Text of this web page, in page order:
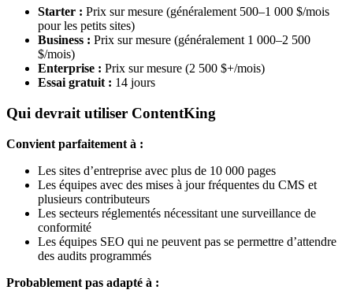
Starter : Prix sur mesure (généralement 500–1 000 $/mois
pour les petits sites)
Business : Prix sur mesure (généralement 1 000–2 500
$/mois)
Enterprise : Prix sur mesure (2 500 $+/mois)
Essai gratuit : 14 jours
Qui devrait utiliser ContentKing
Convient parfaitement à :
Les sites d’entreprise avec plus de 10 000 pages
Les équipes avec des mises à jour fréquentes du CMS et
plusieurs contributeurs
Les secteurs réglementés nécessitant une surveillance de
conformité
Les équipes SEO qui ne peuvent pas se permettre d’attendre
des audits programmés
Probablement pas adapté à :